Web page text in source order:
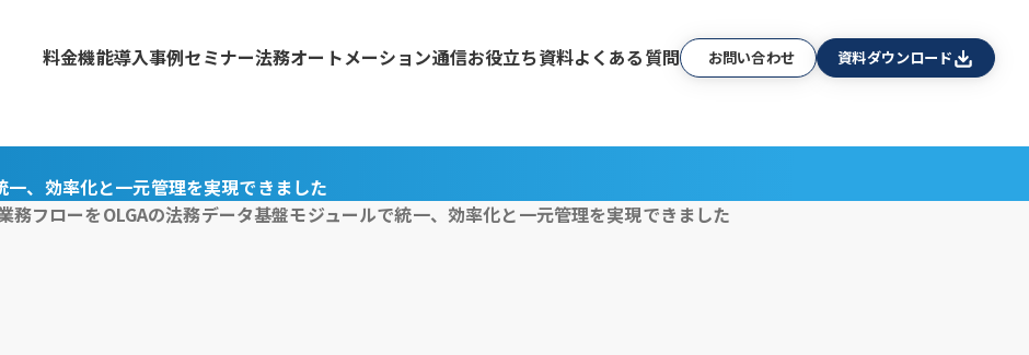
料金機能導入事例セミナー法務オートメーション通信お役立ち資料よくある質問 お問い合わせ 資料ダウンロード
、効率化と一元管理を実現できました
務フローをOLGAの法務データ基盤モジュールで統一、効率化と一元管理を実現できました